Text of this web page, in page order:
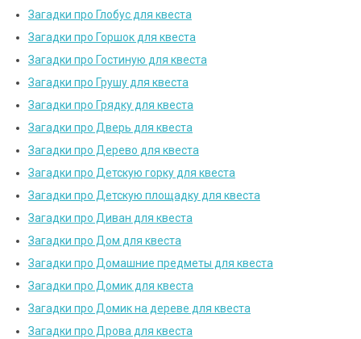
Загадки про Глобус для квеста
Загадки про Горшок для квеста
Загадки про Гостиную для квеста
Загадки про Грушу для квеста
Загадки про Грядку для квеста
Загадки про Дверь для квеста
Загадки про Дерево для квеста
Загадки про Детскую горку для квеста
Загадки про Детскую площадку для квеста
Загадки про Диван для квеста
Загадки про Дом для квеста
Загадки про Домашние предметы для квеста
Загадки про Домик для квеста
Загадки про Домик на дереве для квеста
Загадки про Дрова для квеста